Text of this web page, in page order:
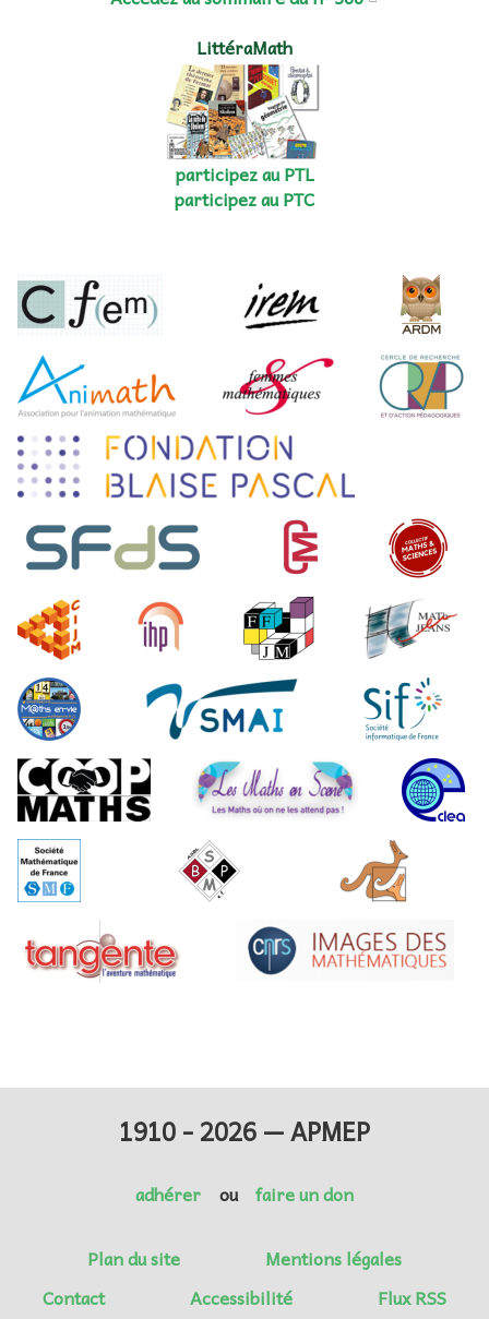
LittéraMath
participez au PTL
participez au PTC
1910 - 2026 — APMEP
adhérer ou faire un don
Plan du site
Mentions légales
Contact
Accessibilité Flux RSS